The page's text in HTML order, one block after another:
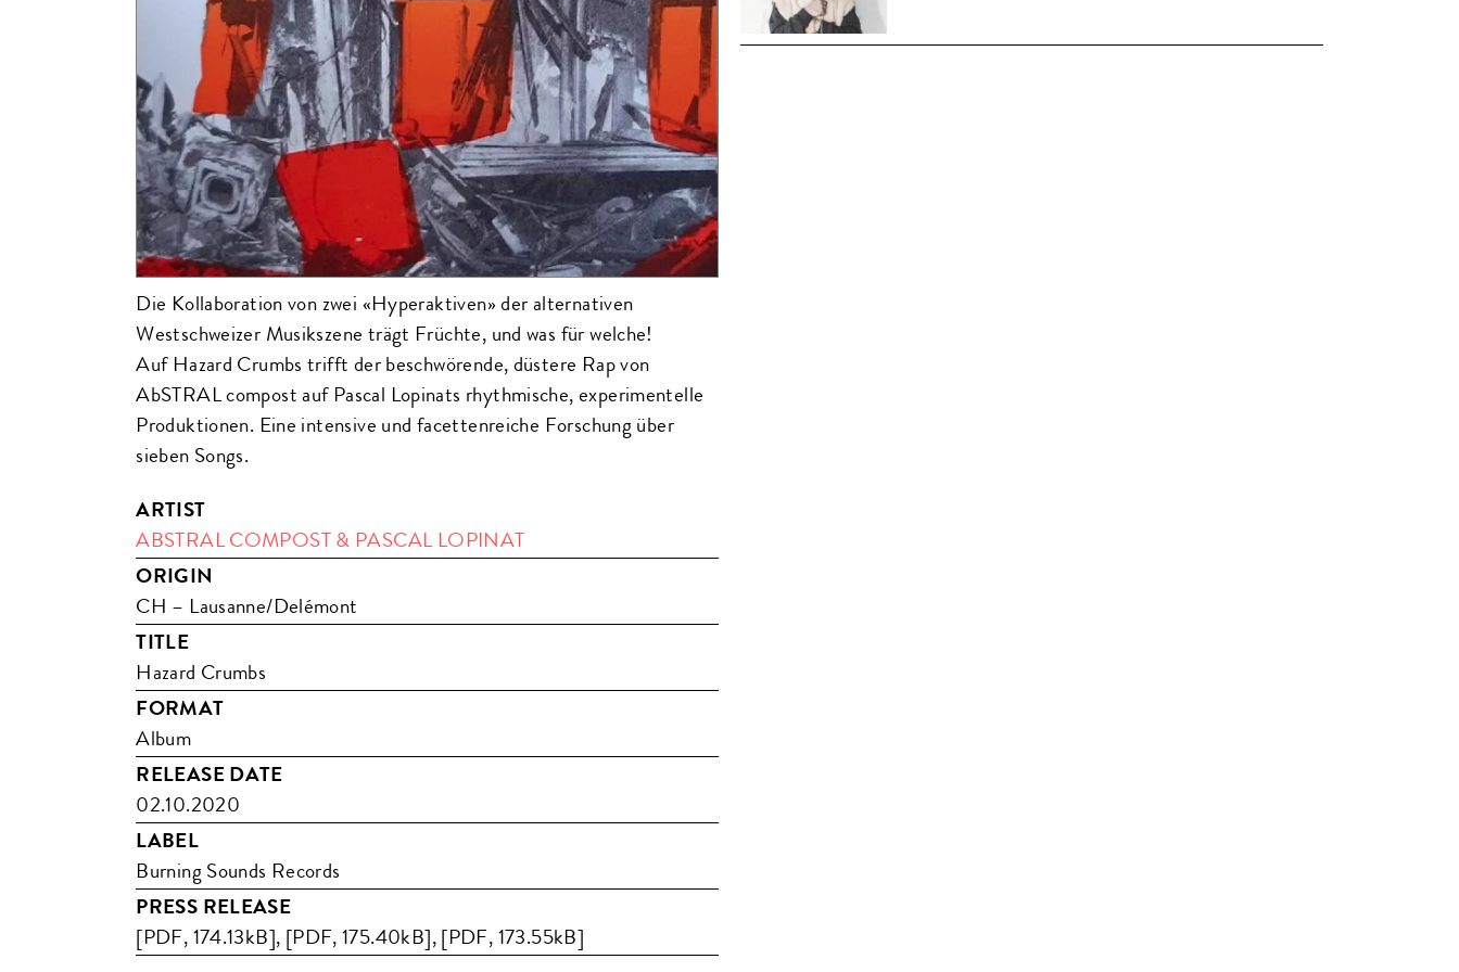
Die Kollaboration von zwei «Hyperaktiven» der alternativen
Westschweizer Musikszene trägt Früchte, und was für welche!
Auf Hazard Crumbs trifft der beschwörende, düstere Rap von
AbSTRAL compost auf Pascal Lopinats rhythmische, experimentelle
Produktionen. Eine intensive und facettenreiche Forschung über
sieben Songs.
ARTIST
ABSTRAL COMPOST & PASCAL LOPINAT
ORIGIN
CH – Lausanne/Delémont
TITLE
Hazard Crumbs
FORMAT
Album
RELEASE DATE
02.10.2020
LABEL
Burning Sounds Records
PRESS RELEASE
[PDF, 174.13kB], [PDF, 175.40kB],[PDF, 173.55kB]